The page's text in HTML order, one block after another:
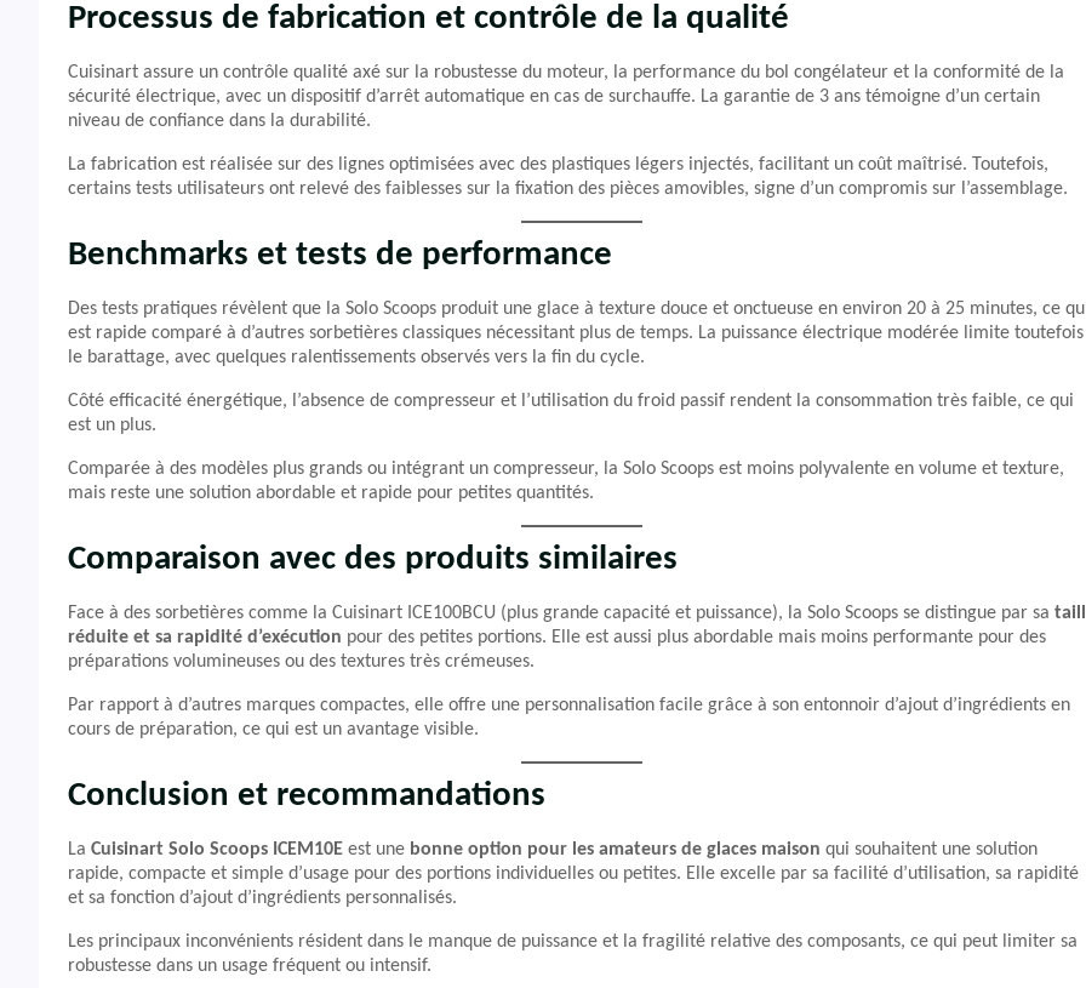
Processus de fabrication et contrôle de la qualité
Cuisinart assure un contrôle qualité axé sur la robustesse du moteur, la performance du bol congélateur et la conformité de la
sécurité électrique, avec un dispositif d’arrêt automatique en cas de surchauffe. La garantie de 3 ans témoigne d’un certain
niveau de confiance dans la durabilité.
La fabrication est réalisée sur des lignes optimisées avec des plastiques légers injectés, facilitant un coût maîtrisé. Toutefois,
certains tests utilisateurs ont relevé des faiblesses sur la fixation des pièces amovibles, signe d’un compromis sur l’assemblage.
Benchmarks et tests de performance
Des tests pratiques révèlent que la Solo Scoops produit une glace à texture douce et onctueuse en environ 20 à 25 minutes, ce
est rapide comparé à d’autres sorbetières classiques nécessitant plus de temps. La puissance électrique modérée limite toutefois
le barattage, avec quelques ralentissements observés vers la fin du cycle.
Côté efficacité énergétique, l’absence de compresseur et l’utilisation du froid passif rendent la consommation très faible, ce qui
est un plus.
Comparée à des modèles plus grands ou intégrant un compresseur, la Solo Scoops est moins polyvalente en volume et texture,
mais reste une solution abordable et rapide pour petites quantités.
Comparaison avec des produits similaires
Face à des sorbetières comme la Cuisinart ICE100BCU (plus grande capacité et puissance), la Solo Scoops se distingue par sa
réduite et sa rapidité d’exécution pour des petites portions. Elle est aussi plus abordable mais moins performante pour des
préparations volumineuses ou des textures très crémeuses.
Par rapport à d’autres marques compactes, elle offre une personnalisation facile grâce à son entonnoir d’ajout d’ingrédients en
cours de préparation, ce qui est un avantage visible.
Conclusion et recommandations
La Cuisinart Solo Scoops ICEM10E est une bonne option pour les amateurs de glaces maison qui souhaitent une solution
rapide, compacte et simple d’usage pour des portions individuelles ou petites. Elle excelle par sa facilité d’utilisation, sa rapidité
et sa fonction d’ajout d’ingrédients personnalisés.
Les principaux inconvénients résident dans le manque de puissance et la fragilité relative des composants, ce qui peut limiter sa
robustesse dans un usage fréquent ou intensif.